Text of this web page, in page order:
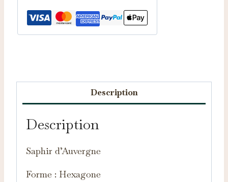
Description
Description
Saphir d’Auvergne
Forme : Hexagone